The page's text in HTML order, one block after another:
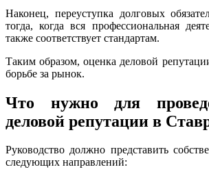
Наконец, переуступка долговых
тогда, когда вся профессиональная
также соответствует стандартам.
Таким образом, оценка деловой
борьбе за рынок.
Что нужно для
деловой репутации в
Руководство должно представить
следующих направлений: